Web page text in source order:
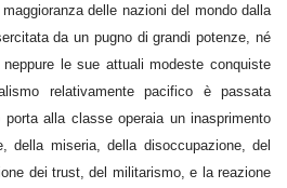
delle nazioni del mondo dalla
da un pugno di grandi potenze, né
le sue attuali modeste conquiste
relativamente pacifico è passata
porta alla classe operaia un inasprimento
della miseria, della disoccupazione, del
dei trust, del militarismo, e la reazione